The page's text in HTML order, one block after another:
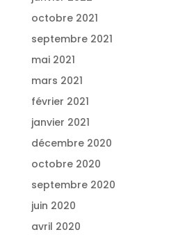
octobre 2021
septembre 2021
mai 2021
mars 2021
février 2021
janvier 2021
décembre 2020
octobre 2020
septembre 2020
juin 2020
avril 2020